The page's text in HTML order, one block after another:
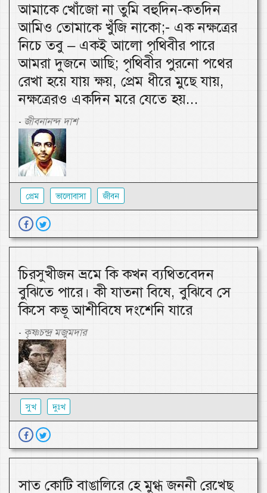
আমাকে খোঁজো না তুমি বহুদিন-কতদিন
আমিও তোমাকে খুঁজি নাকো;- এক নক্ষত্রের
নিচে তবু – একই আলো পৃথিবীর পারে
আমরা দুজনে আছি; পৃথিবীর পুরনো পথের
রেখা হয়ে যায় ক্ষয়, প্রেম ধীরে মুছে যায়,
নক্ষত্রেরও একদিন মরে যেতে হয়...
- জীবনানন্দ দাশ
প্রেম ভালোবাসা জীবন
চিরসুখীজন ভ্রমে কি কখন ব্যথিতবেদন
বুঝিতে পারে। কী যাতনা বিষে, বুঝিবে সে
কিসে কভূ আশীবিষে দংশেনি যারে
- কৃষ্ণচন্দ্র মজুমদার
সুখ দুঃখ
সাত কোটি বাঙালিরে হে মুগ্ধ জননী রেখেছ